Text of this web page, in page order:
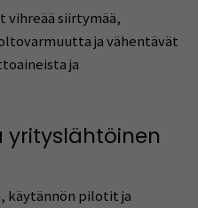
siirtymää,
ja vähentävät
ja
yrityslähtöinen
käytännön pilotit ja